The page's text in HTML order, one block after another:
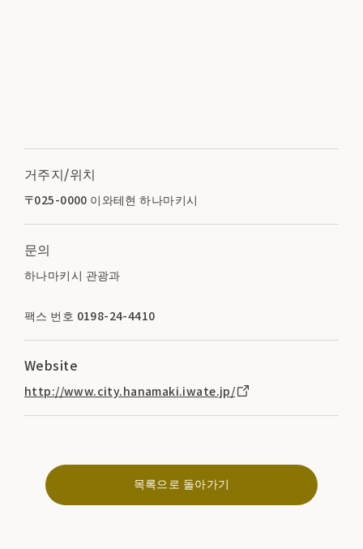
거주지/위치
〒025-0000 이와테현 하나마키시
문의
하나마키시 관광과
팩스 번호 0198-24-4410
Website
http://www.city.hanamaki.iwate.jp/
목록으로 돌아가기